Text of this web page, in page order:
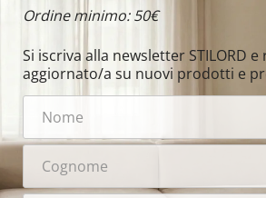
Ordine minimo: 50€
Si iscriva alla newsletter STILORD
aggiornato/a su nuovi prodotti e